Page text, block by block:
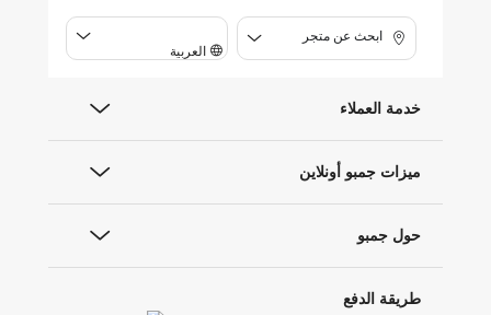
ابحث عن متجر
العربية
خدمة العملاء
ميزات جمبو أونلاين
حول جمبو
طريقة الدفع